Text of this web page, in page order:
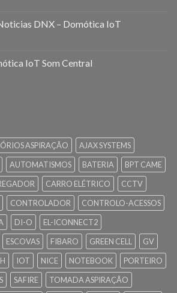
DNX – Domótica IoT
IoT Som Central
ASPIRAÇÃO
AJAX SYSTEMS
AUTOMATISMOS BATERIA
BPT CAME
CARRO ELÉTRICO
CCTV
CONTROLADOR
CONTROLO-ACESSOS
DI-O
EL-ICONNECT2
ESCOVAS FIBARO GREEN CELL
GV
IOT NICE NOTEBOOK
PORTEIRO
SAFIRE
TOMADA ASPIRAÇÃO